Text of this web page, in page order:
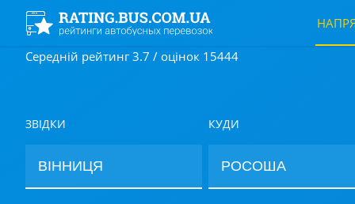
Середній рейтинг 3.7 / оцінок 15444
ЗВІДКИ КУДИ